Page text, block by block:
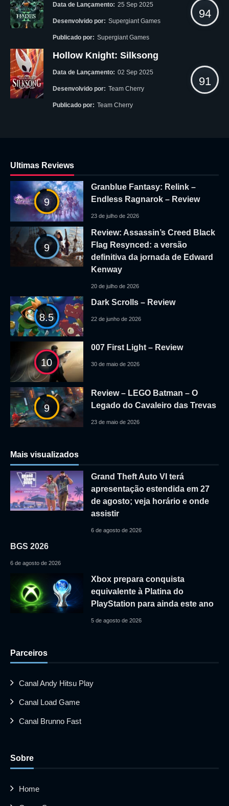
Data de Lançamento: 25 Sep 2025
Desenvolvido por: Supergiant Games
Publicado por: Supergiant Games
94
Hollow Knight: Silksong
Data de Lançamento: 02 Sep 2025
Desenvolvido por: Team Cherry
Publicado por: Team Cherry
91
Ultimas Reviews
9
Granblue Fantasy: Relink –
Endless Ragnarok – Review
23 de julho de 2026
9
Review: Assassin’s Creed Black
Flag Resynced: a versão
definitiva da jornada de Edward
Kenway
20 de julho de 2026
8.5
Dark Scrolls – Review
22 de junho de 2026
10
007 First Light – Review
30 de maio de 2026
9
Review – LEGO Batman – O
Legado do Cavaleiro das Trevas
23 de maio de 2026
Mais visualizados
Grand Theft Auto VI terá
apresentação estendida em 27
de agosto; veja horário e onde
assistir
6 de agosto de 2026
BGS 2026
6 de agosto de 2026
Xbox prepara conquista
equivalente à Platina do
PlayStation para ainda este ano
5 de agosto de 2026
Parceiros
Canal Andy Hitsu Play
Canal Load Game
Canal Brunno Fast
Sobre
Home